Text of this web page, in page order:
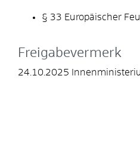
§ 33 Europäischer
Freigabevermerk
24.10.2025